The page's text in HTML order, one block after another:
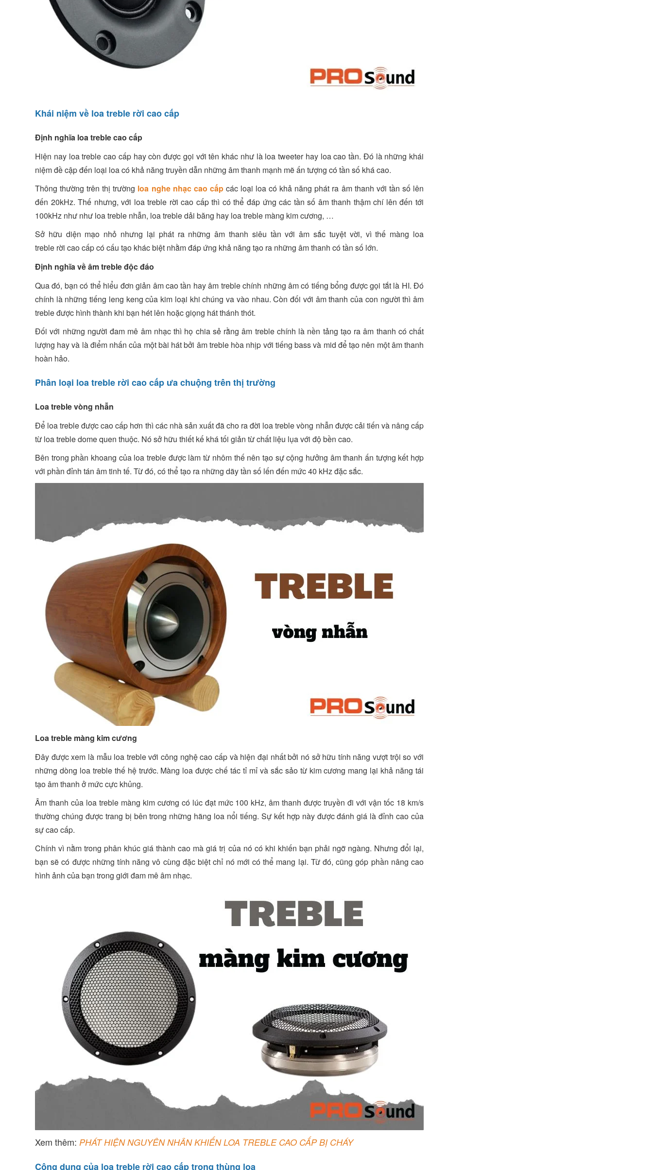
Khái niệm về loa treble rời cao cấp
Định nghĩa loa treble cao cấp
Hiện nay loa treble cao cấp hay còn được gọi với tên khác như là loa tweeter hay loa cao tần. Đó là những khái
niệm đề cập đến loại loa có khả năng truyền dẫn những âm thanh mạnh mẽ ấn tượng có tần số khá cao.
Thông thường trên thị trường loa nghe nhạc cao cấpcác loại loa có khả năng phát ra âm thanh với tần số lên
đến 20kHz. Thế nhưng, với loa treble rời cao cấp thì có thể đáp ứng các tần số âm thanh thậm chí lên đến tới
100kHz như như loa treble nhẫn, loa treble dải băng hay loa treble màng kim cương, …
Sở hữu diện mạo nhỏ nhưng lại phát ra những âm thanh siêu tần với âm sắc tuyệt vời, vì thế màng loa
treble rời cao cấp có cấu tạo khác biệt nhằm đáp ứng khả năng tạo ra những âm thanh có tần số lớn.
Định nghĩa về âm treble độc đáo
Qua đó, bạn có thể hiểu đơn giản âm cao tần hay âm treble chính những âm có tiếng bổng được gọi tắt là HI. Đó
chính là những tiếng leng keng của kim loại khi chúng va vào nhau. Còn đối với âm thanh của con người thì âm
treble được hình thành khi bạn hét lên hoặc giọng hát thánh thót.
Đối với những người đam mê âm nhạc thì họ chia sẻ rằng âm treble chính là nền tảng tạo ra âm thanh có chất
lượng hay và là điểm nhấn của một bài hát bởi âm treble hòa nhịp với tiếng bass và mid để tạo nên một âm thanh
hoàn hảo.
Phân loại loa treble rời cao cấp ưa chuộng trên thị trường
Loa treble vòng nhẫn
Để loa treble được cao cấp hơn thì các nhà sản xuất đã cho ra đời loa treble vòng nhẫn được cải tiến và nâng cấp
từ loa treble dome quen thuộc. Nó sở hữu thiết kế khá tối giản từ chất liệu lụa với độ bền cao.
Bên trong phần khoang của loa treble được làm từ nhôm thế nên tạo sự cộng hưởng âm thanh ấn tượng kết hợp
với phần đỉnh tán âm tinh tế. Từ đó, có thể tạo ra những dãy tần số lến đến mức 40 kHz đặc sắc.
Loa treble màng kim cương
Đây được xem là mẫu loa treble với công nghệ cao cấp và hiện đại nhất bởi nó sở hữu tính năng vượt trội so với
những dòng loa treble thế hệ trước. Màng loa được chế tác tỉ mỉ và sắc sảo từ kim cương mang lại khả năng tái
tạo âm thanh ở mức cực khủng.
Âm thanh của loa treble màng kim cương có lúc đạt mức 100 kHz, âm thanh được truyền đi với vận tốc 18 km/s
thường chúng được trang bị bên trong những hãng loa nổi tiếng. Sự kết hợp này được đánh giá là đỉnh cao của
sự cao cấp.
Chính vì nằm trong phân khúc giá thành cao mà giá trị của nó có khi khiến bạn phải ngỡ ngàng. Nhưng đổi lại,
bạn sẽ có được những tính năng vô cùng đặc biệt chỉ nó mới có thể mang lại. Từ đó, cũng góp phần nâng cao
hình ảnh của bạn trong giới đam mê âm nhạc.
Xem thêm: PHÁT HIỆN NGUYÊN NHÂN KHIẾN LOA TREBLE CAO CẤP BỊ CHÁY
Công dụng của loa treble rời cao cấp trong thùng loa